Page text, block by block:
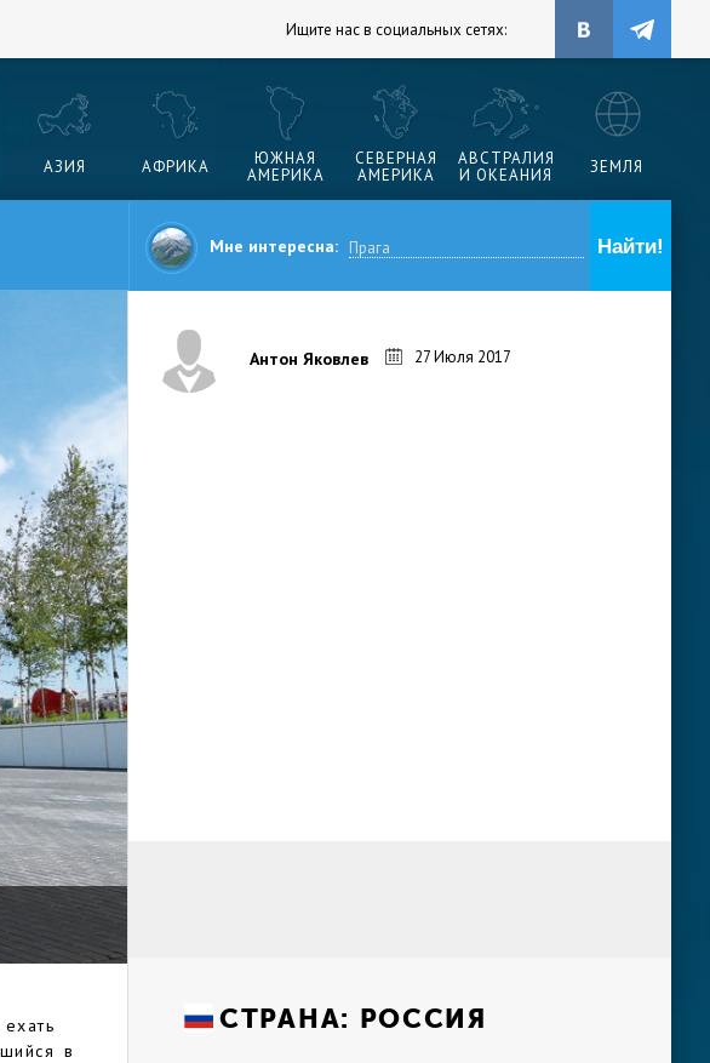
Ищите нас в социальных сетях:
АЗИЯ АФРИКА
ЮЖНАЯ
АМЕРИКА
СЕВЕРНАЯ
АМЕРИКА
АВСТРАЛИЯ
И ОКЕАНИЯ
ЗЕМЛЯ
Мне интересна:
в
Антон Яковлев 27 Июля 2017
СТРАНА: РОССИЯ